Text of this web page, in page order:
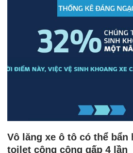
Vô lăng xe ô tô có thể bẩn
toilet công cộng gấp 4 lần